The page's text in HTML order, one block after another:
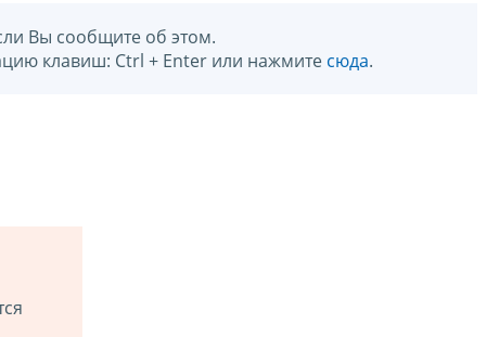
Вы сообщите об этом.
клавиш: Ctrl + Enter или нажмите сюда.